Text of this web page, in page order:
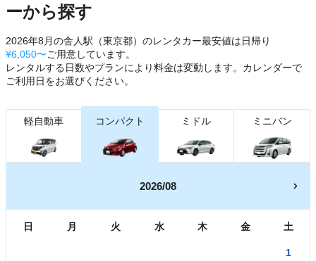
ーから探す
2026年8月の舎人駅（東京都）のレンタカー最安値は日帰り
¥6,050〜ご用意しています。
レンタルする日数やプランにより料金は変動します。カレンダーで
ご利用日をお選びください。
軽自動車 コンパクト ミドル ミニバン
2026/08
日 月 火 水 木 金 土
1